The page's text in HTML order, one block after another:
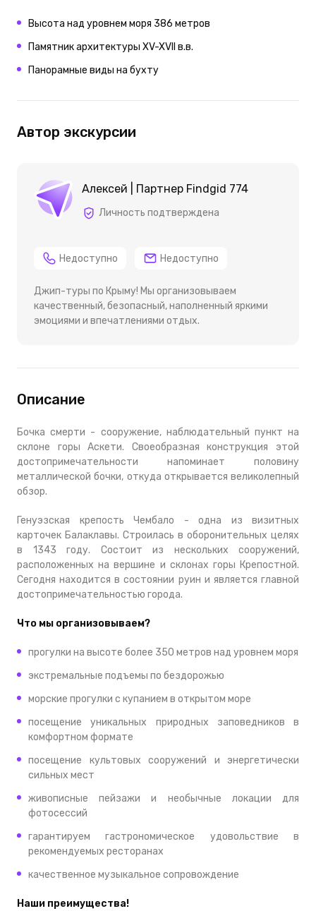
Высота над уровнем моря 386 метров
Памятник архитектуры XV-XVII в.в.
Панорамные виды на бухту
Автор экскурсии
Алексей | Партнер Findgid 774
Личность подтверждена
Недоступно Недоступно
Джип-туры по Крыму! Мы организовываем
качественный, безопасный, наполненный яркими
эмоциями и впечатлениями отдых.
Описание
Бочка смерти - сооружение, наблюдательный пункт на
склоне горы Аскети. Своеобразная конструкция этой
достопримечательности напоминает половину
металлической бочки, откуда открывается великолепный
обзор.
Генуэзская крепость Чембало - одна из визитных
карточек Балаклавы. Строилась в оборонительных целях
в 1343 году. Состоит из нескольких сооружений,
расположенных на вершине и склонах горы Крепостной.
Сегодня находится в состоянии руин и является главной
достопримечательностью города.
Что мы организовываем?
прогулки на высоте более 350 метров над уровнем моря
экстремальные подъемы по бездорожью
морские прогулки с купанием в открытом море
посещение уникальных природных заповедников в
комфортном формате
посещение культовых сооружений и энергетически
сильных мест
живописные пейзажи и необычные локации для
фотосессий
гарантируем гастрономическое удовольствие в
рекомендуемых ресторанах
качественное музыкальное сопровождение
Наши преимущества!